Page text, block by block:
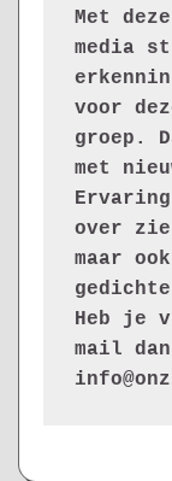
Met
media
voor
groep.
met
over
maar
Heb je
mail